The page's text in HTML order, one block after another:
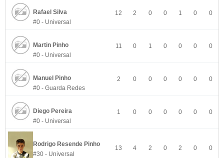
Rafael Silva
#0 - Universal
12 2 0 0 1 0 0
Martin Pinho
#0 - Universal
11 0 1 0 0 0 0
Manuel Pinho
#0 - Guarda Redes
2 0 0 0 0 0 0
Diego Pereira
#0 - Universal
1 0 0 0 0 0 0
Rodrigo Resende Pinho
#30 - Universal
13 4 2 0 2 0 0